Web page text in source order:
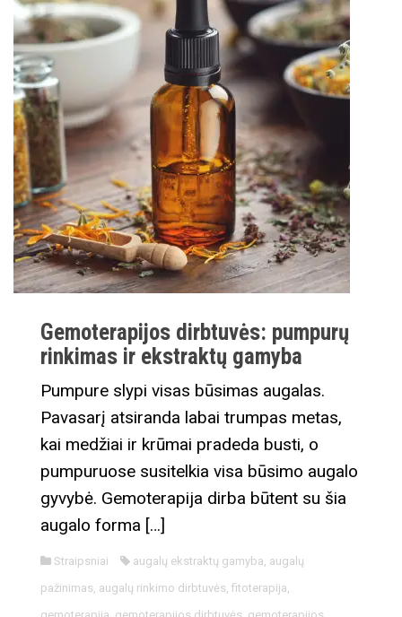
Gemoterapijos dirbtuvės: pumpurų
rinkimas ir ekstraktų gamyba
Pumpure slypi visas būsimas augalas.
Pavasarį atsiranda labai trumpas metas,
kai medžiai ir krūmai pradeda busti, o
pumpuruose susitelkia visa būsimo augalo
gyvybė. Gemoterapija dirba būtent su šia
augalo forma […]
Straipsniai augalų ekstraktų gamyba, augalų
pažinimas, augalų rinkimo dirbtuvės, fitoterapija,